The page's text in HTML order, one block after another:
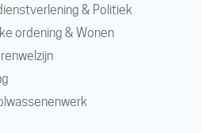
& Politiek
ordening & Wonen